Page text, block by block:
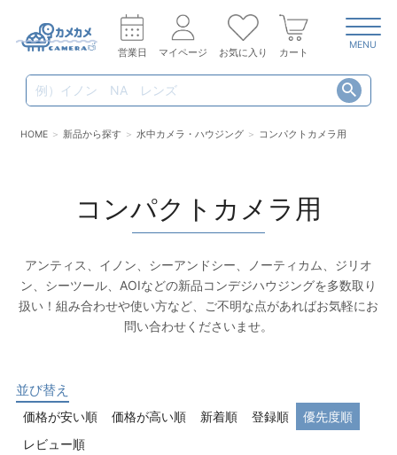
営業日 マイページ お気に入り カート
MENU
HOME 新品から探す 水中カメラ・ハウジング コンパクトカメラ用
コンパクトカメラ用
アンティス、イノン、シーアンドシー、ノーティカム、ジリオ
ン、シーツール、AOIなどの新品コンデジハウジングを多数取り
扱い！組み合わせや使い方など、ご不明な点があればお気軽にお
問い合わせくださいませ。
並び替え
価格が安い順 価格が高い順 新着順 登録順
優先度順
レビュー順